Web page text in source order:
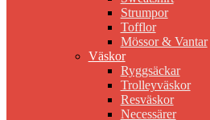
Strumpor
Tofflor
Mössor & Vantar
Väskor
Ryggsäckar
Trolleyväskor
Resväskor
Necessärer